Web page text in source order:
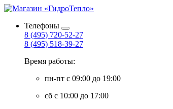
Телефоны
8 (495) 720-52-27
8 (495) 518-39-27
Время работы:
пн-пт с 09:00 до 19:00
сб с 10:00 до 17:00